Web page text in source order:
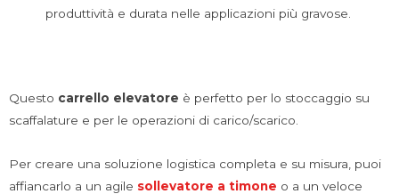
produttività e durata nelle applicazioni più gravose.
Questo carrello elevatore è perfetto per lo stoccaggio su
scaffalature e per le operazioni di carico/scarico.
Per creare una soluzione logistica completa e su misura, puoi
affiancarlo a un agile sollevatore a timone o a un veloce